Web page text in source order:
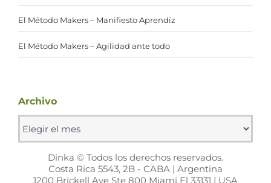
El Método Makers – Manifiesto Aprendiz
El Método Makers – Agilidad ante todo
Archivo
Archivo
Dinka © Todos los derechos reservados.
Costa Rica 5543, 2B - CABA | Argentina
1200 Brickell Ave Ste 800 Miami Fl 33131 | USA